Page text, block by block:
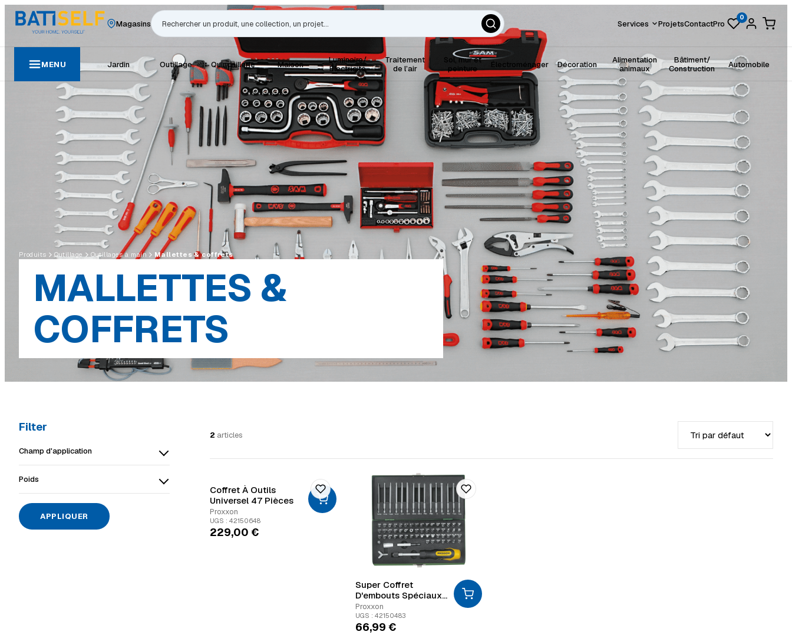
Magasins Rechercher Services ProjetsContactPro
0
MENU Jardin Outillage Quincaillerie Maison
Luminaire/
Électricité
Traitement
de l’air
Sol, mur et
peinture
Électroménager Décoration
Alimentation
animaux
Bâtiment/
Construction
Automobile
Produits Outillage Outillages à main Mallettes & coffrets
MALLETTES &
COFFRETS
Filter
Champ d'application
Poids
APPLIQUER
2 articles
Coffret À Outils
Universel 47 Pièces
Proxxon
UGS : 42150648
229,00 €
Super Coffret
D'embouts Spéciaux
Proxxon
UGS : 42150483
66,99 €